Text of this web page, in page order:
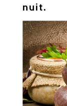
nuit.